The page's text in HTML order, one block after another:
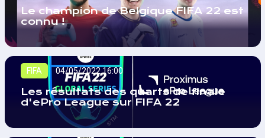
Le champion de Belgique FIFA 22 est
connu !
FIFA 04/05/2022 16:00
Les résultats des quarts de finale
d'ePro League sur FIFA 22